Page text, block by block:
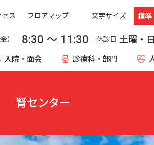
セス フロアマップ 文字サイズ 標準
） 8:30 〜 11:30 休診日 土曜・
入院・面会 診療科・部門
腎センター